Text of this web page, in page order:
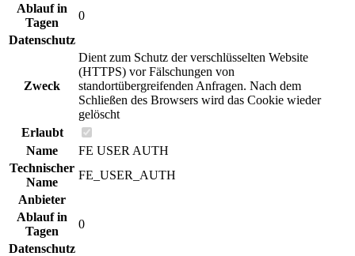
Ablauf in
Tagen
0
Datenschutz
Zweck
Dient zum Schutz der verschlüsselten Website
(HTTPS) vor Fälschungen von
standortübergreifenden Anfragen. Nach dem
Schließen des Browsers wird das Cookie wieder
gelöscht
Erlaubt
Name
FE USER AUTH
Technischer
Name
FE_USER_AUTH
Anbieter
Ablauf in
Tagen
0
Datenschutz